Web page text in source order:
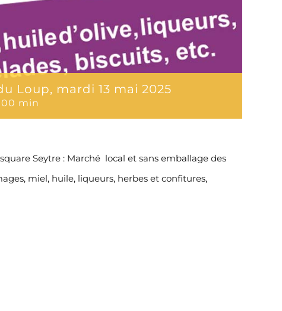
Loup, mardi 13 mai 2025
00 min
Seytre : Marché local et sans emballage des
miel, huile, liqueurs, herbes et confitures,